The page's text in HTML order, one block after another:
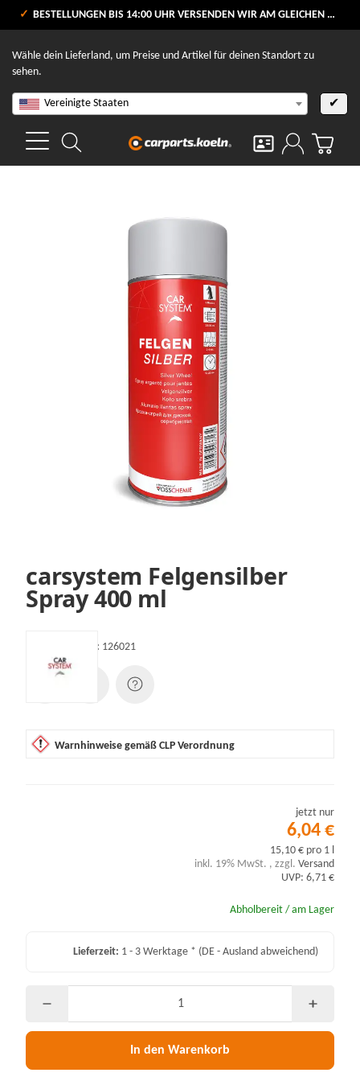
VERSANDKOSTENFREI AB 80 €
BESTELLUNGEN BIS 14:00 UHR VERSENDEN WIR AM GLEICHEN WERKTAG
Wähle dein Lieferland, um Preise und Artikel für deinen Standort zu
sehen.
Vereinigte Staaten ✔
carsystem Felgensilber
Spray 400 ml
Artikelnummer: 126021
Warnhinweise gemäß CLP Verordnung
jetzt nur
6,04 €
15,10 € pro 1 l
inkl. 19% MwSt. , zzgl. Versand
UVP: 6,71 €
Abholbereit / am Lager
Lieferzeit: 1 - 3 Werktage * (DE - Ausland abweichend)
In den Warenkorb